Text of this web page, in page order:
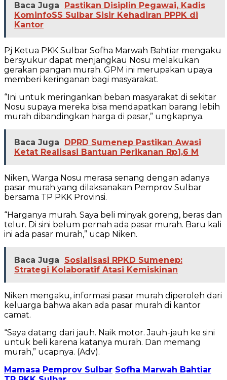
Baca Juga
Pastikan Disiplin Pegawai, Kadis
KominfoSS Sulbar Sisir Kehadiran PPPK di
Kantor
Pj Ketua PKK Sulbar Sofha Marwah Bahtiar mengaku
bersyukur dapat menjangkau Nosu melakukan
gerakan pangan murah. GPM ini merupakan upaya
memberi keringanan bagi masyarakat.
“Ini untuk meringankan beban masyarakat di sekitar
Nosu supaya mereka bisa mendapatkan barang lebih
murah dibandingkan harga di pasar,” ungkapnya.
Baca Juga
DPRD Sumenep Pastikan Awasi
Ketat Realisasi Bantuan Perikanan Rp1,6 M
Niken, Warga Nosu merasa senang dengan adanya
pasar murah yang dilaksanakan Pemprov Sulbar
bersama TP PKK Provinsi.
“Harganya murah. Saya beli minyak goreng, beras dan
telur. Di sini belum pernah ada pasar murah. Baru kali
ini ada pasar murah,” ucap Niken.
Baca Juga
Sosialisasi RPKD Sumenep:
Strategi Kolaboratif Atasi Kemiskinan
Niken mengaku, informasi pasar murah diperoleh dari
keluarga bahwa akan ada pasar murah di kantor
camat.
“Saya datang dari jauh. Naik motor. Jauh-jauh ke sini
untuk beli karena katanya murah. Dan memang
murah,” ucapnya. (Adv).
Mamasa Pemprov Sulbar Sofha Marwah Bahtiar